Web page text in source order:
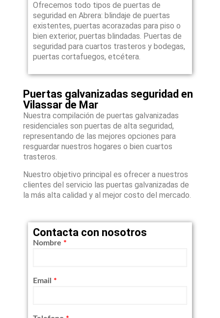
Ofrecemos todo tipos de puertas de
seguridad en Abrera: blindaje de puertas
existentes, puertas acorazadas para piso o
bien exterior, puertas blindadas. Puertas de
seguridad para cuartos trasteros y bodegas,
puertas cortafuegos, etcétera.
Puertas galvanizadas seguridad en
Vilassar de Mar
Nuestra compilación de puertas galvanizadas
residenciales son puertas de alta seguridad,
representando de las mejores opciones para
resguardar nuestros hogares o bien cuartos
trasteros.
Nuestro objetivo principal es ofrecer a nuestros
clientes del servicio las puertas galvanizadas de
la más alta calidad y al mejor costo del mercado.
Contacta con nosotros
Nombre *
Email *